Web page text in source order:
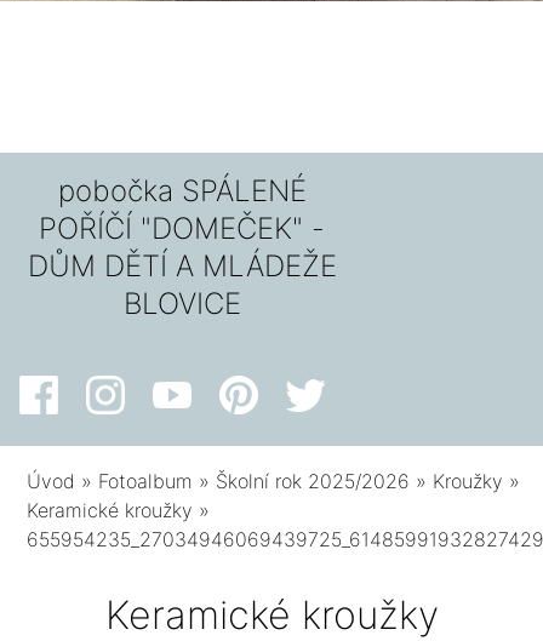
pobočka SPÁLENÉ
POŘÍČÍ "DOMEČEK" -
DŮM DĚTÍ A MLÁDEŽE
BLOVICE
Úvod » Fotoalbum » Školní rok 2025/2026 » Kroužky »
Keramické kroužky »
Keramické kroužky